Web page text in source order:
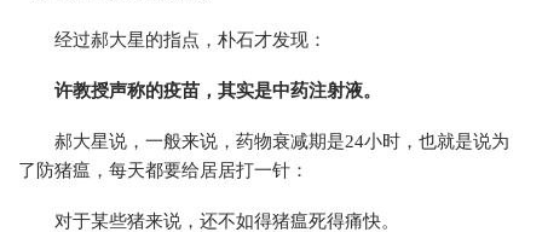
经过郝大星的指点，朴石才发现：
许教授声称的疫苗，其实是中药注射液。
郝大星说，一般来说，药物衰减期是24小时，也就是说为
了防猪瘟，每天都要给居居打一针：
对于某些猪来说，还不如得猪瘟死得痛快。